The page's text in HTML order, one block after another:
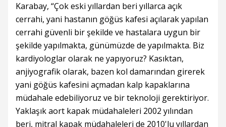
Karabay, “Çok eski yıllardan beri yıllarca açık
cerrahi, yani hastanın göğüs kafesi açılarak yapılan
cerrahi güvenli bir şekilde ve hastalara uygun bir
şekilde yapılmakta, günümüzde de yapılmakta. Biz
kardiyologlar olarak ne yapıyoruz? Kasıktan,
anjiyografik olarak, bazen kol damarından girerek
yani göğüs kafesini açmadan kalp kapaklarına
müdahale edebiliyoruz ve bir teknoloji gerektiriyor.
Yaklaşık aort kapak müdahaleleri 2002 yılından
beri, mitral kapak müdahaleleri de 2010'lu yıllardan